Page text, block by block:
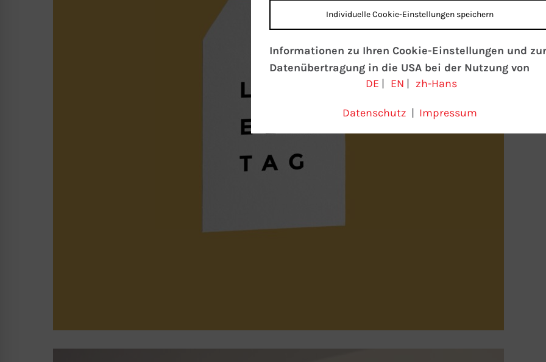
Individuelle Cookie-Einstellungen speichern
Informationen zu Ihren Cookie-Einstellungen und zur
Datenübertragung in die USA bei der Nutzung von
Cookies sind absolut notwendig, um unsere Website zu
betreiben (“essential”). Alle anderen Cookies werden
gesetzt, wenn Sie ihrer Verwendung zustimmen (z. B.
Google Maps).
DE | EN | zh-Hans
Datenschutz | Impressum